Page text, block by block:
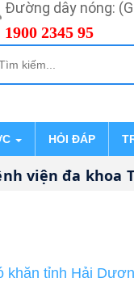
Đường dây nóng:
1900 2345 95
HỎI ĐÁP
viện đa khoa
khăn tỉnh Hải